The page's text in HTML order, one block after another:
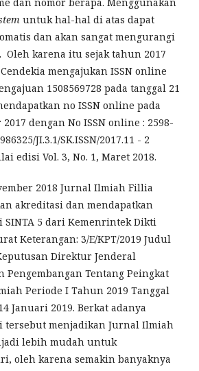
untuk hal-hal di atas dapat
dan akan sangat mengurangi
Oleh karena itu sejak tahun 2017
mengajukan ISSN online
1508569728 pada tanggal 21
no ISSN online pada
dengan No ISSN online : 2598-
JI.3.1/SK.ISSN/2017.11 - 2
edisi Vol. 3, No. 1, Maret 2018.
2018 Jurnal Ilmiah Fillia
akreditasi dan mendapatkan
5 dari Kemenrintek Dikti
Keterangan: 3/E/KPT/2019 Judul
Direktur Jenderal
Pengembangan Tentang Peingkat
Periode I Tahun 2019 Tanggal
Januari 2019. Berkat adanya
tersebut menjadikan Jurnal Ilmiah
lebih mudah untuk
oleh karena semakin banyaknya